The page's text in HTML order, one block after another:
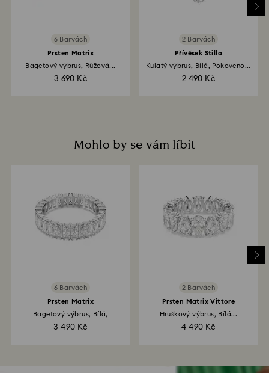
pracovních dní. Kompletní proces vrácení zboží a
6 Barvách
Prsten Matrix
Bagetový výbrus, Růžová...
3 690 Kč
2 Barvách
Přívěsek Stilla
Kulatý výbrus, Bílá, Pokoveno...
2 490 Kč
Mohlo by se vám líbit
6 Barvách
Prsten Matrix
Bagetový výbrus, Bílá,
3 490 Kč
2 Barvách
Prsten Matrix Vittore
Hruškový výbrus, Bílá...
4 490 Kč